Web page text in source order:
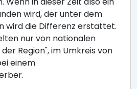
wird, der unter dem
wird die Differenz erstattet.
nur von nationalen
Region", im Umkreis von
einem